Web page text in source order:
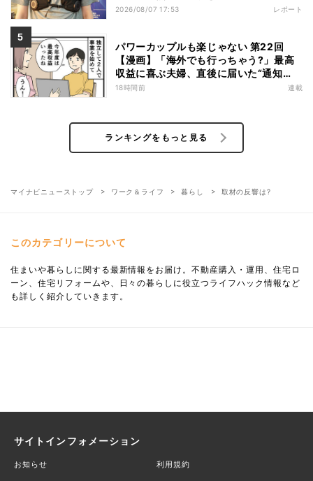
商品を徹底検証
2026/08/07 17:53 レポート
パワーカップルも楽じゃない 第22回
【漫画】「海外でも行っちゃう?」最高
収益に喜ぶ夫婦、直後に届いた“通知
書”で現実に戻された
18時間前 連載
ランキングをもっと見る
マイナビニューストップ ワーク＆ライフ 暮らし 取材の反響は?
このカテゴリーについて
住まいや暮らしに関する最新情報をお届け。不動産購入・運用、住宅ロ
ーン、住宅リフォームや、日々の暮らしに役立つライフハック情報など
も詳しく紹介していきます。
サイトインフォメーション
お知らせ 利用規約